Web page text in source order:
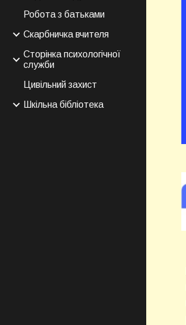
Робота з батьками
Скарбничка вчителя
Сторінка психологічної
служби
Цивільний захист
Шкільна бібліотека